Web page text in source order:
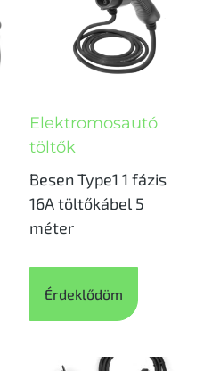
Elektromosautó
töltők
Besen Type1 1 fázis
16A töltőkábel 5
méter
Érdeklődöm